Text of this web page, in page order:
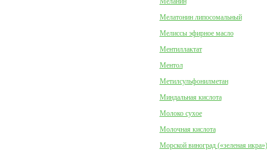
Мелатонин липосомальный
Мелиссы эфирное масло
Ментиллактат
Ментол
Метилсульфонилметан
Миндальная кислота
Молоко сухое
Молочная кислота
Морской виноград («зеленая икра»)